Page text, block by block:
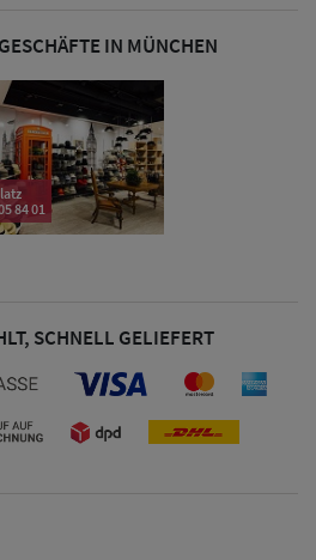
IN MÜNCHEN
84 01
SCHNELL GELIEFERT